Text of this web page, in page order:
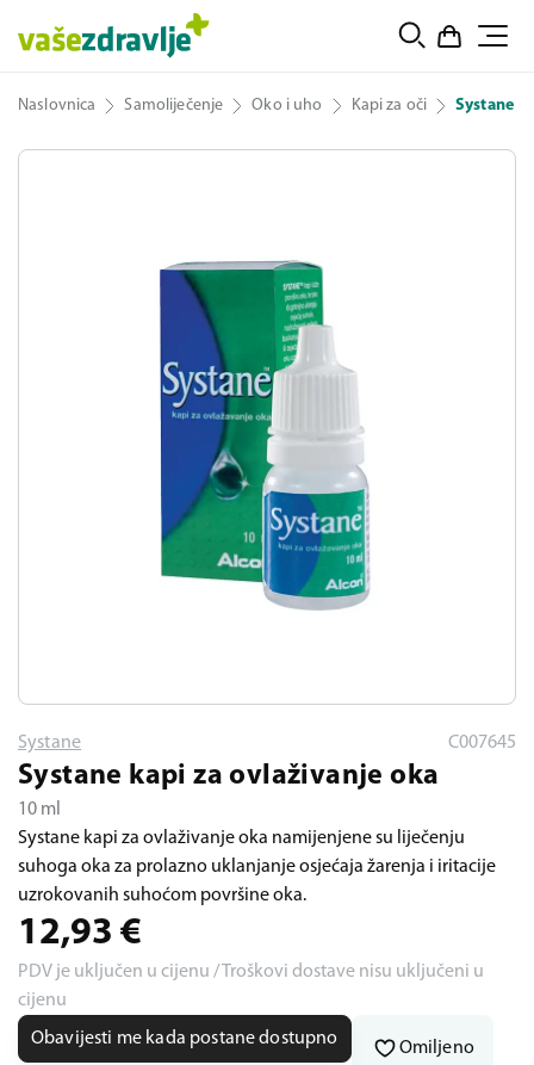
Naslovnica Samoliječenje Oko i uho Kapi za oči Systane
Systane C007645
Systane kapi za ovlaživanje oka
10 ml
Systane kapi za ovlaživanje oka namijenjene su liječenju
suhoga oka za prolazno uklanjanje osjećaja žarenja i iritacije
uzrokovanih suhoćom površine oka.
12,93 €
PDV je uključen u cijenu / Troškovi dostave nisu uključeni u
cijenu
Obavijesti me kada postane dostupno
Omiljeno